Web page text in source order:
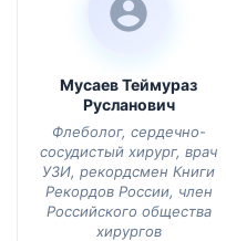
Мусаев Теймураз
Русланович
Флеболог, сердечно-
сосудистый хирург, врач
УЗИ, рекордсмен Книги
Рекордов России, член
Российского общества
хирургов